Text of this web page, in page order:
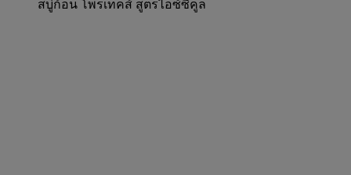
สบู่ก้อน โพรเทคส์ สูตรไอซ์ซี่คูล